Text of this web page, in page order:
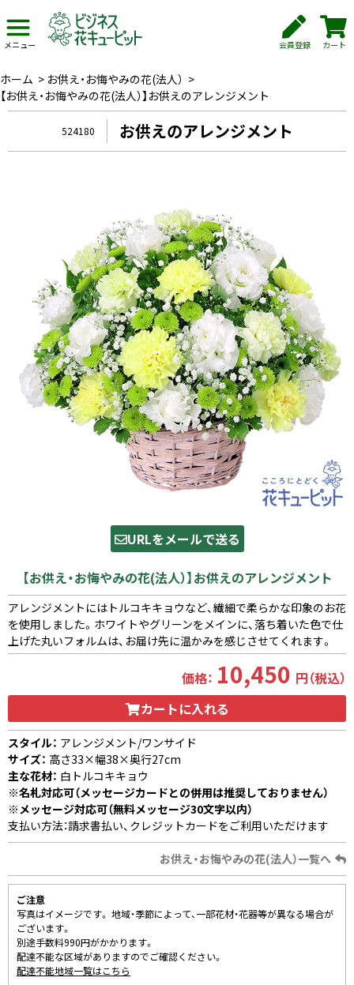
メニュー 会員登録 カート
ホーム > お供え・お悔やみの花(法人） >
【お供え・お悔やみの花(法人）】お供えのアレンジメント
524180 お供えのアレンジメント
URLをメールで送る
【お供え・お悔やみの花(法人）】お供えのアレンジメント
アレンジメントにはトルコキキョウなど、繊細で柔らかな印象のお花
を使用しました。ホワイトやグリーンをメインに、落ち着いた色で仕
上げた丸いフォルムは、お届け先に温かみを感じさせてくれます。
価格： 10,450 円（税込）
カートに入れる
スタイル： アレンジメント/ワンサイド
サイズ： 高さ33×幅38×奥行27cm
主な花材： 白トルコキキョウ
※名札対応可（メッセージカードとの併用は推奨しておりません）
※メッセージ対応可（無料メッセージ30文字以内）
支払い方法：請求書払い、クレジットカードをご利用いただけます
お供え・お悔やみの花(法人）一覧へ
ご注意
写真はイメージです。 地域・季節によって、一部花材・花器等が異なる場合が
ございます。
別途手数料990円がかかります。
配達不能な区域がありますのでご確認ください。
配達不能地域一覧はこちら